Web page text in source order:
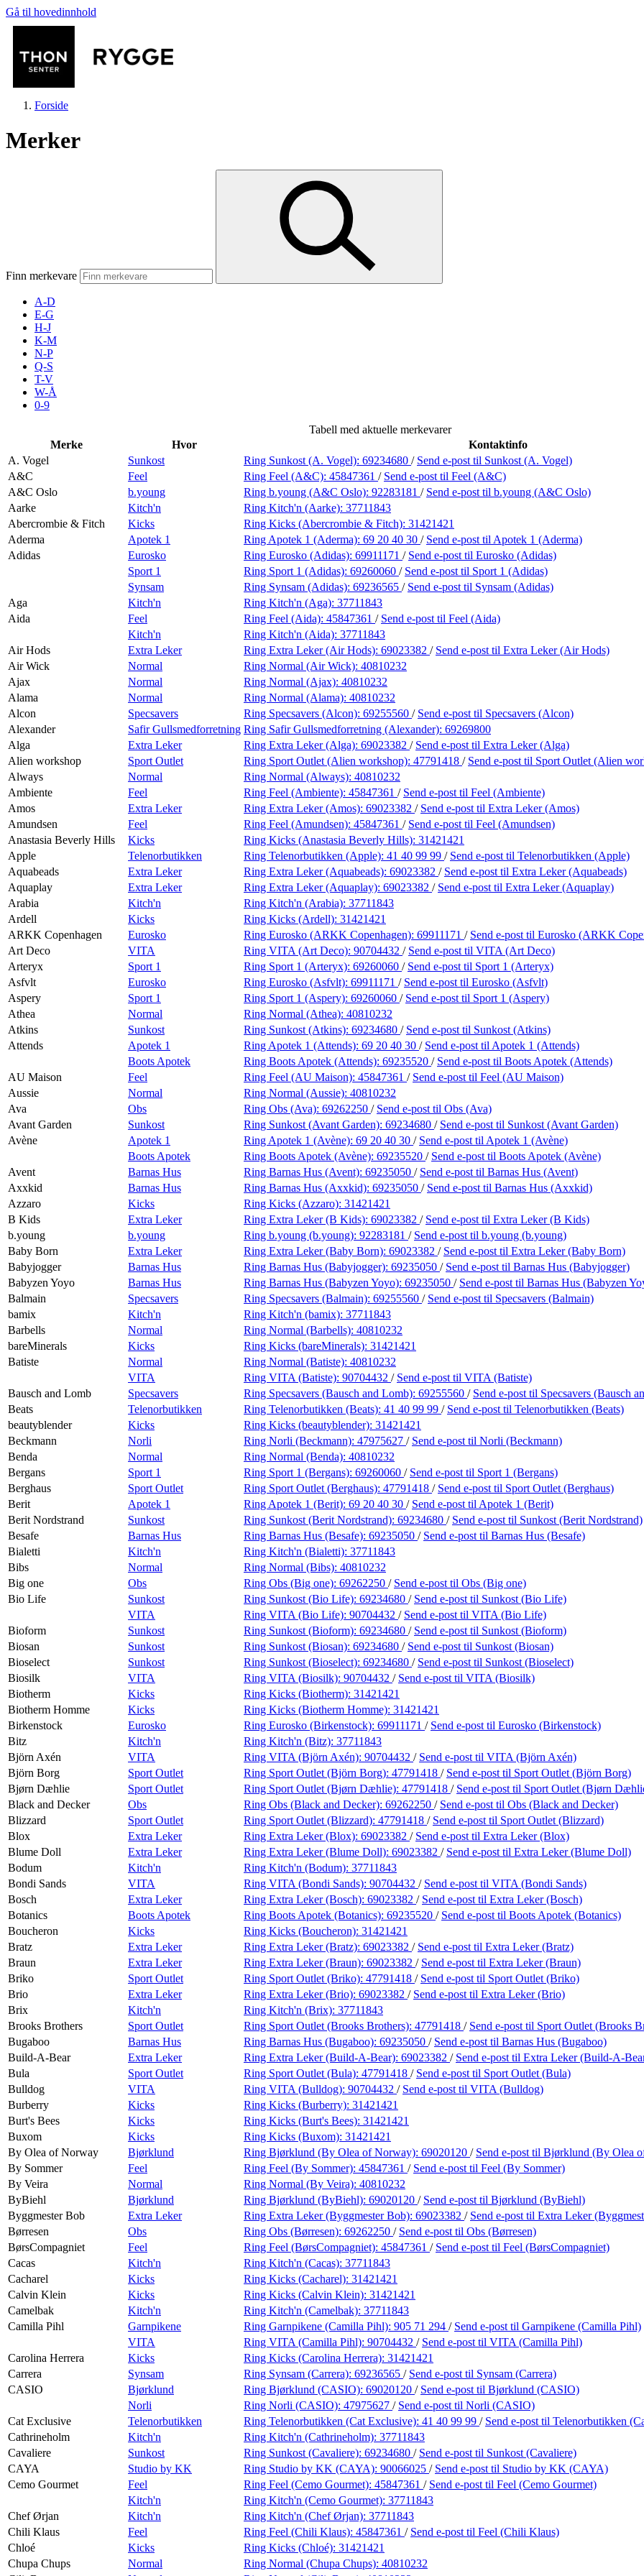
Gå til hovedinnhold
Mat og drikke
Inspirasjon
Søk
Åpningstider
Praktisk informasjon
Ledige stillinger
Forside
Merker
Finn merkevare
A-D
E-G
H-J
K-M
N-P
Q-S
T-V
W-Å
0-9
Tabell med aktuelle merkevarer
Merke
Hvor
Kontaktinfo
A. Vogel
Sunkost Ring Sunkost (A. Vogel): 69234680 / Send e-post til Sunkost (A. Vogel)
A&C
Feel Ring Feel (A&C): 45847361 / Send e-post til Feel (A&C)
A&C Oslo
b.young Ring b.young (A&C Oslo): 92283181 / Send e-post til b.young (A&C Oslo)
Aarke
Kitch'n Ring Kitch'n (Aarke): 37711843
Abercrombie & Fitch
Kicks Ring Kicks (Abercrombie & Fitch): 31421421
Aderma
Apotek 1 Ring Apotek 1 (Aderma): 69 20 40 30 / Send e-post til Apotek 1 (Aderma)
Adidas
Eurosko Ring Eurosko (Adidas): 69911171 / Send e-post til Eurosko (Adidas)
Sport 1
Ring Sport 1 (Adidas): 69260060 / Send e-post til Sport 1 (Adidas)
Synsam
Ring Synsam (Adidas): 69236565 / Send e-post til Synsam (Adidas)
Aga
Kitch'n Ring Kitch'n (Aga): 37711843
Aida
Feel Ring Feel (Aida): 45847361 / Send e-post til Feel (Aida)
Kitch'n
Ring Kitch'n (Aida): 37711843
Air Hods
Extra Leker Ring Extra Leker (Air Hods): 69023382 / Send e-post til Extra Leker (Air Hods)
Air Wick
Normal Ring Normal (Air Wick): 40810232
Ajax
Normal Ring Normal (Ajax): 40810232
Alama
Normal Ring Normal (Alama): 40810232
Alcon
Specsavers Ring Specsavers (Alcon): 69255560 / Send e-post til Specsavers (Alcon)
Alexander
Safir Gullsmedforretning Ring Safir Gullsmedforretning (Alexander): 69269800
Alga
Extra Leker Ring Extra Leker (Alga): 69023382 / Send e-post til Extra Leker (Alga)
Alien workshop
Sport Outlet Ring Sport Outlet (Alien workshop): 47791418 / Send e-post til Sport Outlet (Alien
Always
Normal Ring Normal (Always): 40810232
Ambiente
Feel Ring Feel (Ambiente): 45847361 / Send e-post til Feel (Ambiente)
Amos
Extra Leker Ring Extra Leker (Amos): 69023382 / Send e-post til Extra Leker (Amos)
Amundsen
Feel Ring Feel (Amundsen): 45847361 / Send e-post til Feel (Amundsen)
Anastasia Beverly Hills
Kicks Ring Kicks (Anastasia Beverly Hills): 31421421
Apple
Telenorbutikken Ring Telenorbutikken (Apple): 41 40 99 99 / Send e-post til Telenorbutikken (Apple)
Aquabeads
Extra Leker Ring Extra Leker (Aquabeads): 69023382 / Send e-post til Extra Leker (Aquabeads)
Aquaplay
Extra Leker Ring Extra Leker (Aquaplay): 69023382 / Send e-post til Extra Leker (Aquaplay)
Arabia
Kitch'n Ring Kitch'n (Arabia): 37711843
Ardell
Kicks Ring Kicks (Ardell): 31421421
ARKK Copenhagen
Eurosko Ring Eurosko (ARKK Copenhagen): 69911171 / Send e-post til Eurosko (ARKK
Art Deco
VITA Ring VITA (Art Deco): 90704432 / Send e-post til VITA (Art Deco)
Arteryx
Sport 1 Ring Sport 1 (Arteryx): 69260060 / Send e-post til Sport 1 (Arteryx)
Asfvlt
Eurosko Ring Eurosko (Asfvlt): 69911171 / Send e-post til Eurosko (Asfvlt)
Aspery
Sport 1 Ring Sport 1 (Aspery): 69260060 / Send e-post til Sport 1 (Aspery)
Athea
Normal Ring Normal (Athea): 40810232
Atkins
Sunkost Ring Sunkost (Atkins): 69234680 / Send e-post til Sunkost (Atkins)
Attends
Apotek 1 Ring Apotek 1 (Attends): 69 20 40 30 / Send e-post til Apotek 1 (Attends)
Boots Apotek
Ring Boots Apotek (Attends): 69235520 / Send e-post til Boots Apotek (Attends)
AU Maison
Feel Ring Feel (AU Maison): 45847361 / Send e-post til Feel (AU Maison)
Aussie
Normal Ring Normal (Aussie): 40810232
Ava
Obs Ring Obs (Ava): 69262250 / Send e-post til Obs (Ava)
Avant Garden
Sunkost Ring Sunkost (Avant Garden): 69234680 / Send e-post til Sunkost (Avant Garden)
Avène
Apotek 1 Ring Apotek 1 (Avène): 69 20 40 30 / Send e-post til Apotek 1 (Avène)
Boots Apotek
Ring Boots Apotek (Avène): 69235520 / Send e-post til Boots Apotek (Avène)
Avent
Barnas Hus Ring Barnas Hus (Avent): 69235050 / Send e-post til Barnas Hus (Avent)
Axxkid
Barnas Hus Ring Barnas Hus (Axxkid): 69235050 / Send e-post til Barnas Hus (Axxkid)
Azzaro
Kicks Ring Kicks (Azzaro): 31421421
B Kids
Extra Leker Ring Extra Leker (B Kids): 69023382 / Send e-post til Extra Leker (B Kids)
b.young
b.young Ring b.young (b.young): 92283181 / Send e-post til b.young (b.young)
Baby Born
Extra Leker Ring Extra Leker (Baby Born): 69023382 / Send e-post til Extra Leker (Baby Born)
Babyjogger
Barnas Hus Ring Barnas Hus (Babyjogger): 69235050 / Send e-post til Barnas Hus (Babyjogger)
Babyzen Yoyo
Barnas Hus Ring Barnas Hus (Babyzen Yoyo): 69235050 / Send e-post til Barnas Hus (Babyzen
Balmain
Specsavers Ring Specsavers (Balmain): 69255560 / Send e-post til Specsavers (Balmain)
bamix
Kitch'n Ring Kitch'n (bamix): 37711843
Barbells
Normal Ring Normal (Barbells): 40810232
bareMinerals
Kicks Ring Kicks (bareMinerals): 31421421
Batiste
Normal Ring Normal (Batiste): 40810232
VITA
Ring VITA (Batiste): 90704432 / Send e-post til VITA (Batiste)
Bausch and Lomb
Specsavers Ring Specsavers (Bausch and Lomb): 69255560 / Send e-post til Specsavers (Bausch
Beats
Telenorbutikken Ring Telenorbutikken (Beats): 41 40 99 99 / Send e-post til Telenorbutikken (Beats)
beautyblender
Kicks Ring Kicks (beautyblender): 31421421
Beckmann
Norli Ring Norli (Beckmann): 47975627 / Send e-post til Norli (Beckmann)
Benda
Normal Ring Normal (Benda): 40810232
Bergans
Sport 1 Ring Sport 1 (Bergans): 69260060 / Send e-post til Sport 1 (Bergans)
Berghaus
Sport Outlet Ring Sport Outlet (Berghaus): 47791418 / Send e-post til Sport Outlet (Berghaus)
Berit
Apotek 1 Ring Apotek 1 (Berit): 69 20 40 30 / Send e-post til Apotek 1 (Berit)
Berit Nordstrand
Sunkost Ring Sunkost (Berit Nordstrand): 69234680 / Send e-post til Sunkost (Berit Nordstrand)
Besafe
Barnas Hus Ring Barnas Hus (Besafe): 69235050 / Send e-post til Barnas Hus (Besafe)
Bialetti
Kitch'n Ring Kitch'n (Bialetti): 37711843
Bibs
Normal Ring Normal (Bibs): 40810232
Big one
Obs Ring Obs (Big one): 69262250 / Send e-post til Obs (Big one)
Bio Life
Sunkost Ring Sunkost (Bio Life): 69234680 / Send e-post til Sunkost (Bio Life)
VITA
Ring VITA (Bio Life): 90704432 / Send e-post til VITA (Bio Life)
Bioform
Sunkost Ring Sunkost (Bioform): 69234680 / Send e-post til Sunkost (Bioform)
Biosan
Sunkost Ring Sunkost (Biosan): 69234680 / Send e-post til Sunkost (Biosan)
Bioselect
Sunkost Ring Sunkost (Bioselect): 69234680 / Send e-post til Sunkost (Bioselect)
Biosilk
VITA Ring VITA (Biosilk): 90704432 / Send e-post til VITA (Biosilk)
Biotherm
Kicks Ring Kicks (Biotherm): 31421421
Biotherm Homme
Kicks Ring Kicks (Biotherm Homme): 31421421
Birkenstock
Eurosko Ring Eurosko (Birkenstock): 69911171 / Send e-post til Eurosko (Birkenstock)
Bitz
Kitch'n Ring Kitch'n (Bitz): 37711843
Björn Axén
VITA Ring VITA (Björn Axén): 90704432 / Send e-post til VITA (Björn Axén)
Björn Borg
Sport Outlet Ring Sport Outlet (Björn Borg): 47791418 / Send e-post til Sport Outlet (Björn Borg)
Bjørn Dæhlie
Sport Outlet Ring Sport Outlet (Bjørn Dæhlie): 47791418 / Send e-post til Sport Outlet (Bjørn
Black and Decker
Obs Ring Obs (Black and Decker): 69262250 / Send e-post til Obs (Black and Decker)
Blizzard
Sport Outlet Ring Sport Outlet (Blizzard): 47791418 / Send e-post til Sport Outlet (Blizzard)
Blox
Extra Leker Ring Extra Leker (Blox): 69023382 / Send e-post til Extra Leker (Blox)
Blume Doll
Extra Leker Ring Extra Leker (Blume Doll): 69023382 / Send e-post til Extra Leker (Blume Doll)
Bodum
Kitch'n Ring Kitch'n (Bodum): 37711843
Bondi Sands
VITA Ring VITA (Bondi Sands): 90704432 / Send e-post til VITA (Bondi Sands)
Bosch
Extra Leker Ring Extra Leker (Bosch): 69023382 / Send e-post til Extra Leker (Bosch)
Botanics
Boots Apotek Ring Boots Apotek (Botanics): 69235520 / Send e-post til Boots Apotek (Botanics)
Boucheron
Kicks Ring Kicks (Boucheron): 31421421
Bratz
Extra Leker Ring Extra Leker (Bratz): 69023382 / Send e-post til Extra Leker (Bratz)
Braun
Extra Leker Ring Extra Leker (Braun): 69023382 / Send e-post til Extra Leker (Braun)
Briko
Sport Outlet Ring Sport Outlet (Briko): 47791418 / Send e-post til Sport Outlet (Briko)
Brio
Extra Leker Ring Extra Leker (Brio): 69023382 / Send e-post til Extra Leker (Brio)
Brix
Kitch'n Ring Kitch'n (Brix): 37711843
Brooks Brothers
Sport Outlet Ring Sport Outlet (Brooks Brothers): 47791418 / Send e-post til Sport Outlet (Brooks
Bugaboo
Barnas Hus Ring Barnas Hus (Bugaboo): 69235050 / Send e-post til Barnas Hus (Bugaboo)
Build-A-Bear
Extra Leker Ring Extra Leker (Build-A-Bear): 69023382 / Send e-post til Extra Leker (Build-A-
Bula
Sport Outlet Ring Sport Outlet (Bula): 47791418 / Send e-post til Sport Outlet (Bula)
Bulldog
VITA Ring VITA (Bulldog): 90704432 / Send e-post til VITA (Bulldog)
Burberry
Kicks Ring Kicks (Burberry): 31421421
Burt's Bees
Kicks Ring Kicks (Burt's Bees): 31421421
Buxom
Kicks Ring Kicks (Buxom): 31421421
By Olea of Norway
Bjørklund Ring Bjørklund (By Olea of Norway): 69020120 / Send e-post til Bjørklund (By Olea
By Sommer
Feel Ring Feel (By Sommer): 45847361 / Send e-post til Feel (By Sommer)
By Veira
Normal Ring Normal (By Veira): 40810232
ByBiehl
Bjørklund Ring Bjørklund (ByBiehl): 69020120 / Send e-post til Bjørklund (ByBiehl)
Byggmester Bob
Extra Leker Ring Extra Leker (Byggmester Bob): 69023382 / Send e-post til Extra Leker
Børresen
Obs Ring Obs (Børresen): 69262250 / Send e-post til Obs (Børresen)
BørsCompagniet
Feel Ring Feel (BørsCompagniet): 45847361 / Send e-post til Feel (BørsCompagniet)
Cacas
Kitch'n Ring Kitch'n (Cacas): 37711843
Cacharel
Kicks Ring Kicks (Cacharel): 31421421
Calvin Klein
Kicks Ring Kicks (Calvin Klein): 31421421
Camelbak
Kitch'n Ring Kitch'n (Camelbak): 37711843
Camilla Pihl
Garnpikene Ring Garnpikene (Camilla Pihl): 905 71 294 / Send e-post til Garnpikene (Camilla Pihl)
VITA
Ring VITA (Camilla Pihl): 90704432 / Send e-post til VITA (Camilla Pihl)
Carolina Herrera
Kicks Ring Kicks (Carolina Herrera): 31421421
Carrera
Synsam Ring Synsam (Carrera): 69236565 / Send e-post til Synsam (Carrera)
CASIO
Bjørklund Ring Bjørklund (CASIO): 69020120 / Send e-post til Bjørklund (CASIO)
Norli
Ring Norli (CASIO): 47975627 / Send e-post til Norli (CASIO)
Cat Exclusive
Telenorbutikken Ring Telenorbutikken (Cat Exclusive): 41 40 99 99 / Send e-post til Telenorbutikken
Cathrineholm
Kitch'n Ring Kitch'n (Cathrineholm): 37711843
Cavaliere
Sunkost Ring Sunkost (Cavaliere): 69234680 / Send e-post til Sunkost (Cavaliere)
CAYA
Studio by KK Ring Studio by KK (CAYA): 90066025 / Send e-post til Studio by KK (CAYA)
Cemo Gourmet
Feel Ring Feel (Cemo Gourmet): 45847361 / Send e-post til Feel (Cemo Gourmet)
Kitch'n
Ring Kitch'n (Cemo Gourmet): 37711843
Chef Ørjan
Kitch'n Ring Kitch'n (Chef Ørjan): 37711843
Chili Klaus
Feel Ring Feel (Chili Klaus): 45847361 / Send e-post til Feel (Chili Klaus)
Chloé
Kicks Ring Kicks (Chloé): 31421421
Chupa Chups
Normal Ring Normal (Chupa Chups): 40810232